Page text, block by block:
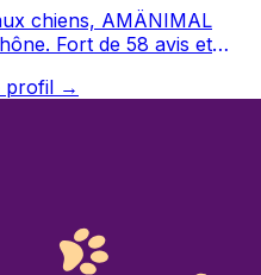
chiens, AMÄNIMAL
avis et
ses
profil →